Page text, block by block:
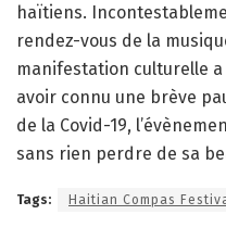
haïtiens.
rendez-vous de la
manifestation culturelle
avoir connu une brève
de la Covid-19,
sans rien perdre de sa
Tags: Haitian Compas